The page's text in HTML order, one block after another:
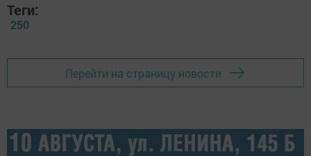
Теги:
250
Перейти на страницу новости